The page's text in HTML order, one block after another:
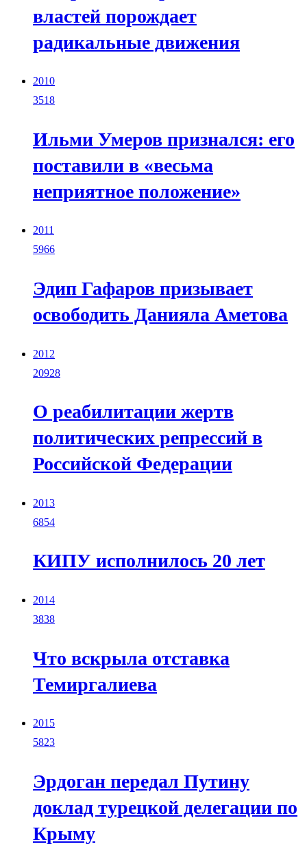
властей порождает
радикальные движения
2010
3518
Ильми Умеров признался: его
поставили в «весьма
неприятное положение»
2011
5966
Эдип Гафаров призывает
освободить Данияла Аметова
2012
20928
О реабилитации жертв
политических репрессий в
Российской Федерации
2013
6854
КИПУ исполнилось 20 лет
2014
3838
Что вскрыла отставка
Темиргалиева
2015
5823
Эрдоган передал Путину
доклад турецкой делегации по
Крыму